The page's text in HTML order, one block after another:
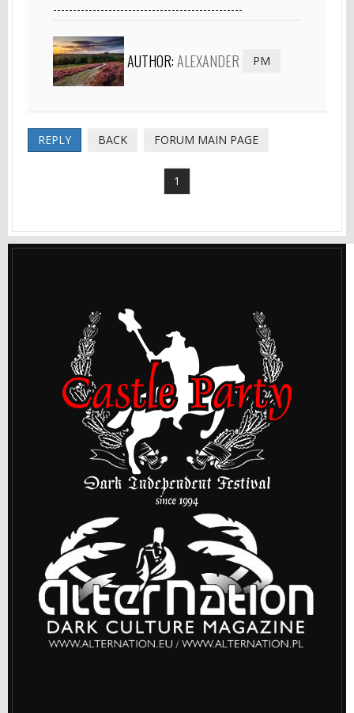
------------------------------------------------
AUTHOR:ALEXANDER PM
REPLY BACK FORUM MAIN PAGE
1